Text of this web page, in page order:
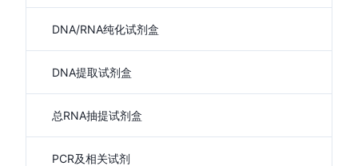
DNA/RNA纯化试剂盒
DNA提取试剂盒
总RNA抽提试剂盒
PCR及相关试剂